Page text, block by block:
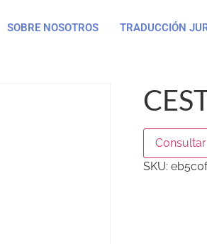
SOBRE NOSOTROS TRADUCCIÓN
Consultar
SKU: